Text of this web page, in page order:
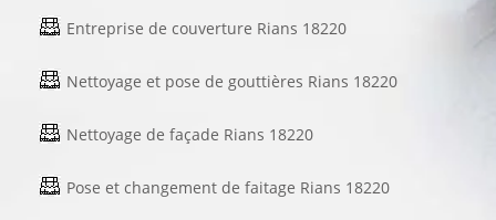
Entreprise de couverture Rians 18220
Nettoyage et pose de gouttières Rians 18220
Nettoyage de façade Rians 18220
Pose et changement de faitage Rians 18220